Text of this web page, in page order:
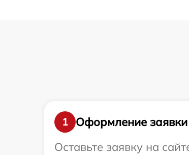
1
Оформление заявки
Оставьте заявку на